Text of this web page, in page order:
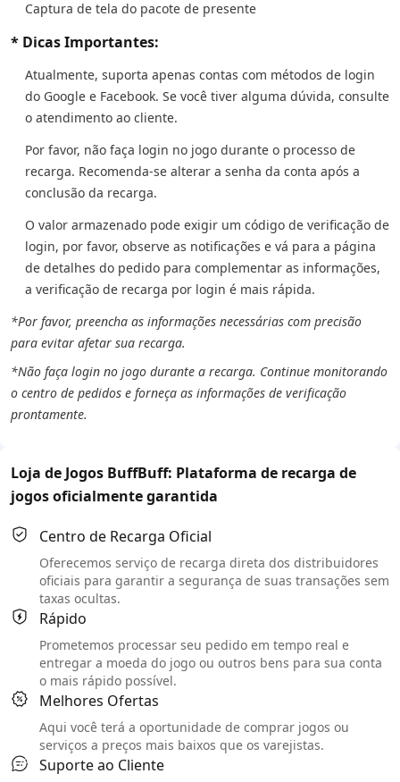
Captura de tela do pacote de presente
* Dicas Importantes:
Atualmente, suporta apenas contas com métodos de login
do Google e Facebook. Se você tiver alguma dúvida, consulte
o atendimento ao cliente.
Por favor, não faça login no jogo durante o processo de
recarga. Recomenda-se alterar a senha da conta após a
conclusão da recarga.
O valor armazenado pode exigir um código de verificação de
login, por favor, observe as notificações e vá para a página
de detalhes do pedido para complementar as informações,
a verificação de recarga por login é mais rápida.
*Por favor, preencha as informações necessárias com precisão
para evitar afetar sua recarga.
*Não faça login no jogo durante a recarga. Continue monitorando
o centro de pedidos e forneça as informações de verificação
prontamente.
Loja de Jogos BuffBuff: Plataforma de recarga de
jogos oficialmente garantida
Centro de Recarga Oficial
Oferecemos serviço de recarga direta dos distribuidores
oficiais para garantir a segurança de suas transações sem
taxas ocultas.
Rápido
Prometemos processar seu pedido em tempo real e
entregar a moeda do jogo ou outros bens para sua conta
o mais rápido possível.
Melhores Ofertas
Aqui você terá a oportunidade de comprar jogos ou
serviços a preços mais baixos que os varejistas.
Suporte ao Cliente